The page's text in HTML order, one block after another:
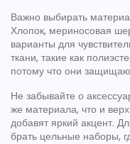
Важно выбирать
Хлопок, мериносовая
варианты для
ткани, такие как
потому что они
Не забывайте о
же материала, что и
добавят яркий акцент.
брать цельные наборы,